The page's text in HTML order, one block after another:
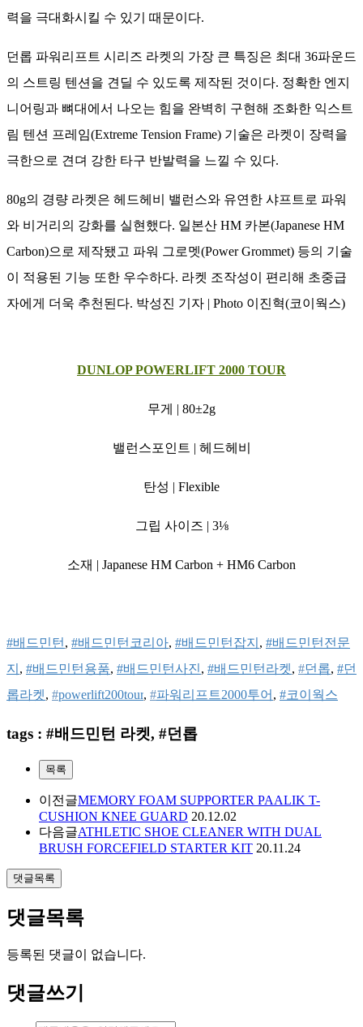
력을 극대화시킬 수 있기 때문이다.
던롭 파워리프트 시리즈 라켓의 가장 큰 특징은 최대 36파운드
의 스트링 텐션을 견딜 수 있도록 제작된 것이다. 정확한 엔지
니어링과 뼈대에서 나오는 힘을 완벽히 구현해 조화한 익스트
림 텐션 프레임(Extreme Tension Frame) 기술은 라켓이 장력을
극한으로 견뎌 강한 타구 반발력을 느낄 수 있다.
80g의 경량 라켓은 헤드헤비 밸런스와 유연한 샤프트로 파워
와 비거리의 강화를 실현했다. 일본산 HM 카본(Japanese HM
Carbon)으로 제작됐고 파워 그로멧(Power Grommet) 등의 기술
이 적용된 기능 또한 우수하다. 라켓 조작성이 편리해 초중급
자에게 더욱 추천된다. 박성진 기자 | Photo 이진혁(코이웍스)
DUNLOP POWERLIFT 2000 TOUR
무게 | 80±2g
밸런스포인트 | 헤드헤비
탄성 | Flexible
그립 사이즈 | 3⅛
소재 | Japanese HM Carbon + HM6 Carbon
#배드민턴, #배드민턴코리아, #배드민턴잡지 , #배드민턴전문
지 , #배드민턴용품, #배드민턴사진, #배드민턴라켓, #던롭, #던
롭라켓, #powerlift200tour​​, #파워리프트2000투어​​ , #코이웍스
tags : #배드민턴 라켓, #던롭
목록
이전글MEMORY FOAM SUPPORTER PAALIK T-
CUSHION KNEE GUARD 20.12.02
다음글ATHLETIC SHOE CLEANER WITH DUAL
BRUSH FORCEFIELD STARTER KIT 20.11.24
댓글목록
댓글목록
등록된 댓글이 없습니다.
댓글쓰기